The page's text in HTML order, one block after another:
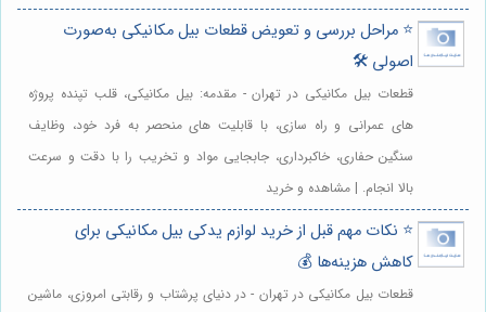
⭐️ مراحل بررسی و تعویض قطعات بیل مکانیکی به‌صورت
اصولی 🛠️
قطعات بیل مکانیکی در تهران - مقدمه: بیل مکانیکی، قلب تپنده پروژه
های عمرانی و راه سازی، با قابلیت های منحصر به فرد خود، وظایف
سنگین حفاری، خاکبرداری، جابجایی مواد و تخریب را با دقت و سرعت
بالا انجام. | مشاهده و خرید
⭐️ نکات مهم قبل از خرید لوازم یدکی بیل مکانیکی برای
کاهش هزینه‌ها 💰
قطعات بیل مکانیکی در تهران - در دنیای پرشتاب و رقابتی امروزی، ماشین